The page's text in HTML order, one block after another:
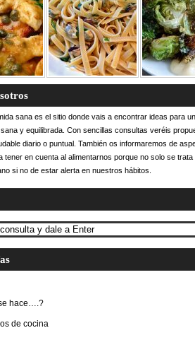
sana es el sitio donde vais a encontrar ideas para
y equilibrada. Con sencillas consultas veréis
diario o puntual. También os informaremos de
tener en cuenta al alimentarnos porque no solo se trata
si no de estar alerta en nuestros hábitos.
hace….?
de cocina